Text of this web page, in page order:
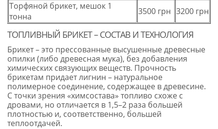
Торфяной брикет, мешок 1
тонна
3500 грн 3200 грн
ТОПЛИВНЫЙ БРИКЕТ – СОСТАВ И ТЕХНОЛОГИЯ
Брикет – это прессованные высушенные древесные
опилки (либо древесная мука), без добавления
химических связующих веществ. Прочность
брикетам придает лигнин – натуральное
полимерное соединение, содержащее в древесине.
С точки зрения «химсостава» топливо схоже с
дровами, но отличается в 1,5–2 раза большей
плотностью и, соответственно, большей
теплоотдачей.